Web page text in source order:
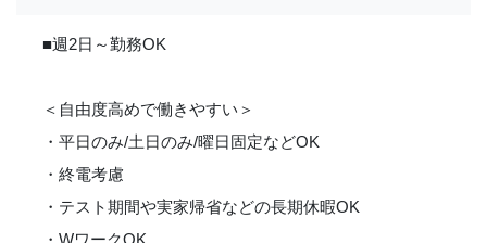
■週2日～勤務OK
＜自由度高めで働きやすい＞
・平日のみ/土日のみ/曜日固定などOK
・終電考慮
・テスト期間や実家帰省などの長期休暇OK
・WワークOK